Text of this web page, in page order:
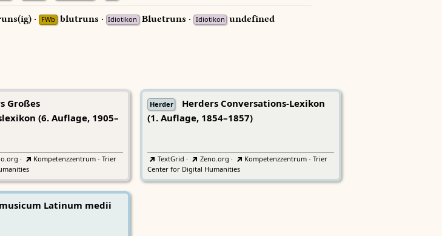
· FWb blutruns · Idiotikon Bluetruns · Idiotikon undefined
Großes
(6. Auflage, 1905–
·
Kompetenzzentrum - Trier
Herder
Herders Conversations-Lexikon
(1. Auflage, 1854–1857)
TextGrid · Zeno.org ·
Kompetenzzentrum - Trier
Center for Digital Humanities
Latinum medii